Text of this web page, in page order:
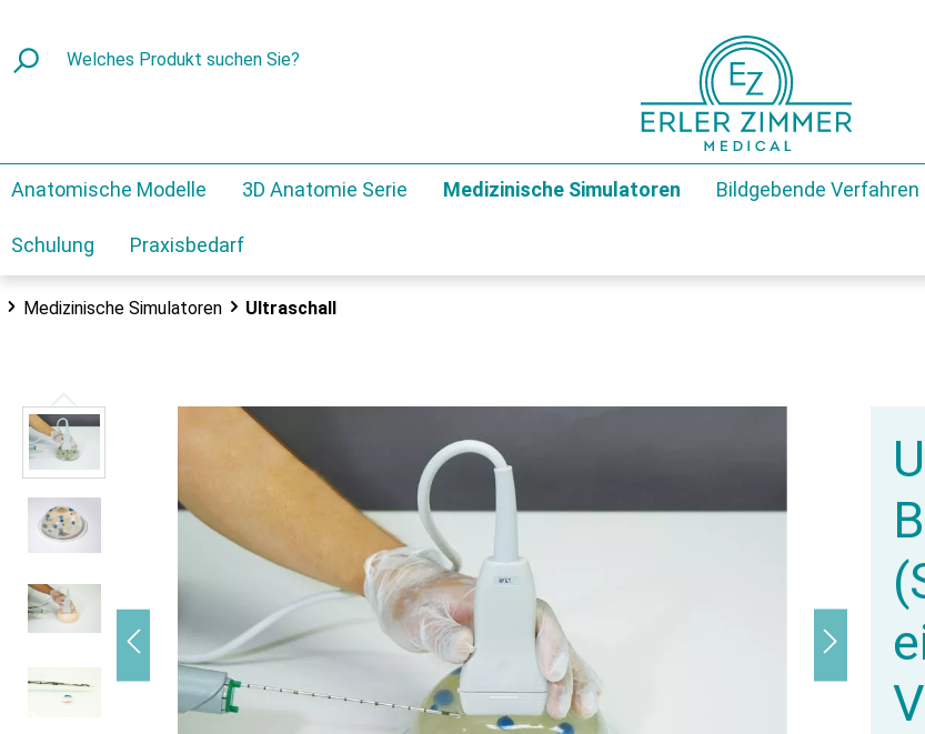
Anatomische Modelle 3D Anatomie Serie Medizinische Simulatoren Bildgebende Verfahren
Schulung Praxisbedarf
Medizinische Simulatoren Ultraschall